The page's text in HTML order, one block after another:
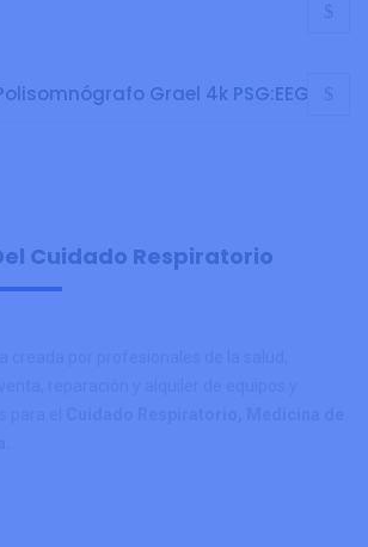
Grael 4k PSG:EEG
Cuidado Respiratorio